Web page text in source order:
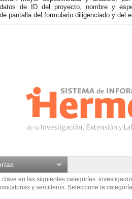
de ID del proyecto, nombre y
pantalla del formulario diligenciado y del
clave en las siguientes categorías:
y semilleros. Seleccione la